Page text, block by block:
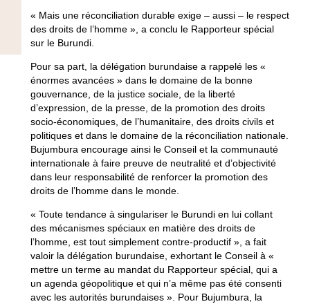
« Mais une réconciliation durable exige – aussi – le respect
des droits de l’homme », a conclu le Rapporteur spécial
sur le Burundi.
Pour sa part, la délégation burundaise a rappelé les «
énormes avancées » dans le domaine de la bonne
gouvernance, de la justice sociale, de la liberté
d’expression, de la presse, de la promotion des droits
socio-économiques, de l’humanitaire, des droits civils et
politiques et dans le domaine de la réconciliation nationale.
Bujumbura encourage ainsi le Conseil et la communauté
internationale à faire preuve de neutralité et d’objectivité
dans leur responsabilité de renforcer la promotion des
droits de l’homme dans le monde.
« Toute tendance à singulariser le Burundi en lui collant
des mécanismes spéciaux en matière des droits de
l’homme, est tout simplement contre-productif », a fait
valoir la délégation burundaise, exhortant le Conseil à «
mettre un terme au mandat du Rapporteur spécial, qui a
un agenda géopolitique et qui n’a même pas été consenti
avec les autorités burundaises ». Pour Bujumbura, la